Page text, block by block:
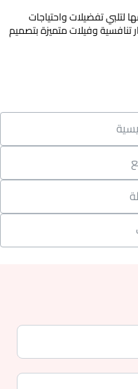
لتلبي تفضيلات واحتياجات
وفيلات متميزة بتصميم